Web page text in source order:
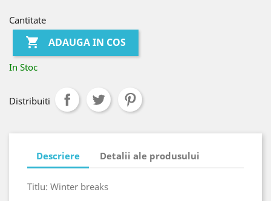
Cantitate
 ADAUGA IN COS
In Stoc
Distribuiti
Descriere Detalii ale produsului
Titlu: Winter breaks